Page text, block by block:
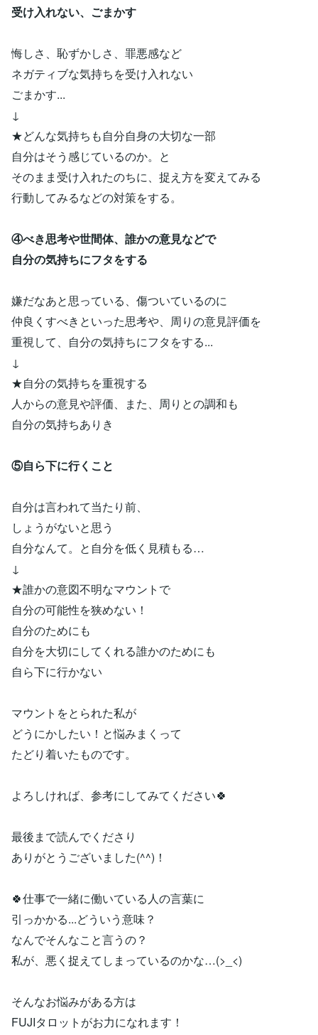
受け入れない、ごまかす
悔しさ、恥ずかしさ、罪悪感など
ネガティブな気持ちを受け入れない
ごまかす...
↓
★どんな気持ちも自分自身の大切な一部
自分はそう感じているのか。と
そのまま受け入れたのちに、捉え方を変えてみる
行動してみるなどの対策をする。
④べき思考や世間体、誰かの意見などで
自分の気持ちにフタをする
嫌だなあと思っている、傷ついているのに
仲良くすべきといった思考や、周りの意見評価を
重視して、自分の気持ちにフタをする...
↓
★自分の気持ちを重視する
人からの意見や評価、また、周りとの調和も
自分の気持ちありき
⑤自ら下に行くこと
自分は言われて当たり前、
しょうがないと思う
自分なんて。と自分を低く見積もる…
↓
★誰かの意図不明なマウントで
自分の可能性を狭めない！
自分のためにも
自分を大切にしてくれる誰かのためにも
自ら下に行かない
マウントをとられた私が
どうにかしたい！と悩みまくって
たどり着いたものです。
よろしければ、参考にしてみてください🍀
最後まで読んでくださり
ありがとうございました(^^)！
🍀仕事で一緒に働いている人の言葉に
引っかかる...どういう意味？
なんでそんなこと言うの？
私が、悪く捉えてしまっているのかな…(>_<)
そんなお悩みがある方は
FUJIタロットがお力になれます！